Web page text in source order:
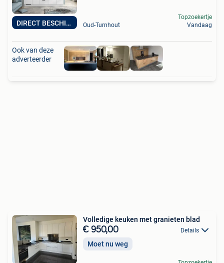
DIRECT BESCHIKBAAR Oud-Turnhout
Topzoekertje
Vandaag
Ook van deze
adverteerder
Volledige keuken met granieten blad
€ 950,00 Details
Moet nu weg